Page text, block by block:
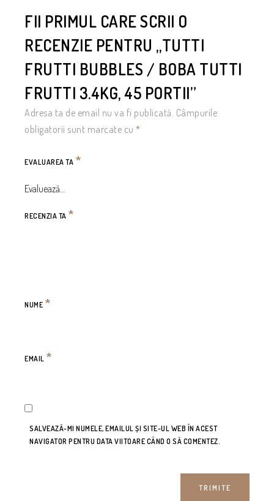
FII PRIMUL CARE SCRII O
RECENZIE PENTRU „TUTTI
FRUTTI BUBBLES / BOBA TUTTI
FRUTTI 3.4KG, 45 PORTII”
Adresa ta de email nu va fi publicată. Câmpurile
obligatorii sunt marcate cu *
EVALUAREA TA *
RECENZIA TA *
NUME *
EMAIL *
SALVEAZĂ-MI NUMELE, EMAILUL ȘI SITE-UL WEB ÎN ACEST
NAVIGATOR PENTRU DATA VIITOARE CÂND O SĂ COMENTEZ.